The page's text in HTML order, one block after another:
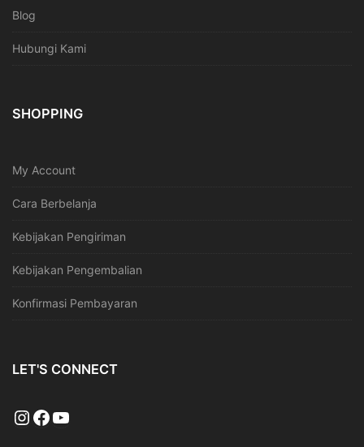
Blog
Hubungi Kami
SHOPPING
My Account
Cara Berbelanja
Kebijakan Pengiriman
Kebijakan Pengembalian
Konfirmasi Pembayaran
LET'S CONNECT